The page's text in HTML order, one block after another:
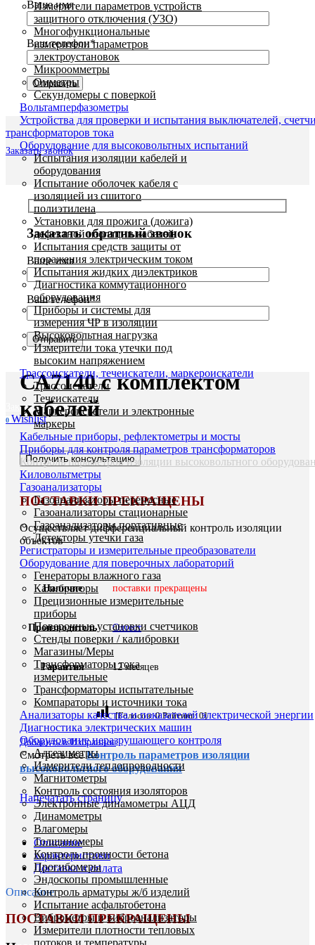
Ваше имя
Ваш телефон*
Заказать звонок
Заказать обратный звонок
Ваше имя
Ваш телефон*
Заказать звонок
0 Wishlist
Измерители параметров устройств
защитного отключения (УЗО)
Многофункциональные
измерители параметров
электроустановок
Микроомметры
Омметры
Секундомеры с поверкой
Вольтамперфазометры
Устройства для проверки и испытания выключателей,
трансформаторов тока
Оборудование для высоковольтных испытаний
Испытания изоляции кабелей и
оборудования
Испытание оболочек кабеля с
изоляцией из сшитого
полиэтилена
Установки для прожига (дожига)
дефектной изоляции кабелей
Испытания средств защиты от
поражения электрическим током
Испытания жидких диэлектриков
Диагностика коммутационного
оборудования
Приборы и системы для
измерения ЧР в изоляции
Высоковольтная нагрузка
Измерители тока утечки под
высоким напряжением
Трассоискатели, течеискатели, маркероискатели
Трассоискатели
Течеискатели
Маркероискатели и электронные
маркеры
Кабельные приборы, рефлектометры и мосты
Приборы для контроля параметров трансформаторов
Контроль параметров изоляции высоковольтного
Киловольтметры
Газоанализаторы
Газоанализаторы переносные
Газоанализаторы стационарные
Газоанализаторы портативные
Детекторы утечки газа
Регистраторы и измерительные преобразователи
Оборудование для поверочных лабораторий
Генераторы влажного газа
Калибраторы
Прецизионные измерительные
приборы
Поверочные установки счетчиков
Стенды поверки / калибровки
Магазины/Меры
Трансформаторы тока
измерительные
Трансформаторы испытательные
Компараторы и источники тока
Анализаторы качества и показателей электрической энергии
Диагностика электрических машин
Оборудование неразрушающего контроля
Адгезиметры
Измерители теплопроводности
Магнитометры
Контроль состояния изоляторов
Электронные динамометры АЦД
Динамометры
Влагомеры
Толщиномеры
Контроль прочности бетона
Прогибомеры
Эндоскопы промышленные
Контроль арматуры ж/б изделий
Испытание асфальтобетона
Виброметры и виброанализаторы
Измерители плотности тепловых
потоков и температуры
Увеличить
Устройство согласования
СА7140 с комплектом
кабелей
Получить консультацию
ПОСТАВКИ ПРЕКРАЩЕНЫ
Осуществляет дифференциальный контроль изоляции
объектов
Наличие поставки прекращены
Производитель Олтест
Гарантия 12 месяцев
[Голосов:0Рейтинг:0]
Добавить в Избранное
Смотреть всеКонтроль параметров изоляции
высоковольтного оборудования
Напечатать страницу
Описание
характеристики
Доставка и оплата
Описание
ПОСТАВКИ ПРЕКРАЩЕНЫ